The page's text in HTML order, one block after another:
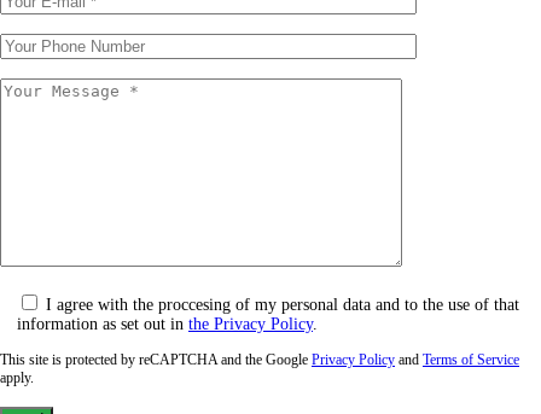
I agree with the proccesing of my personal data and to the use of that
information as set out in the Privacy Policy.
This site is protected by reCAPTCHA and the Google Privacy Policy and Terms of Service
apply.